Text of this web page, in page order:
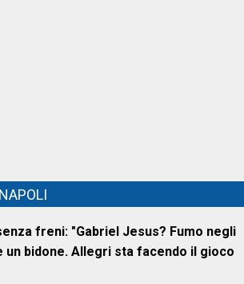
freni: "Gabriel Jesus? Fumo negli
un bidone. Allegri sta facendo il gioco